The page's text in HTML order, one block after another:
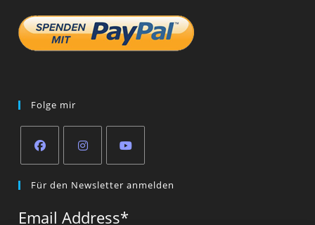
Folge mir
in
in
in
Für den Newsletter anmelden
Email Address*